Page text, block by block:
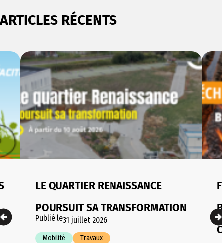
ARTICLES RÉCENTS
LE QUARTIER RENAISSANCE
POURSUIT SA TRANSFORMATION
Publié le31 juillet 2026
Mobilité Travaux